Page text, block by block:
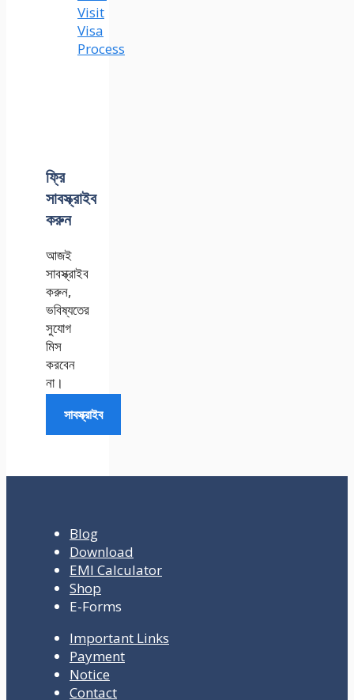
Visit
Visa
Process
ফ্রি
সাবস্ক্রাইব
করুন
আজই
সাবস্ক্রাইব
করুন,
ভবিষ্যতের
সুযোগ
মিস
করবেন
না।
সাবস্ক্রাইব
Blog
Download
EMI Calculator
Shop
E-Forms
Important Links
Payment
Notice
Contact